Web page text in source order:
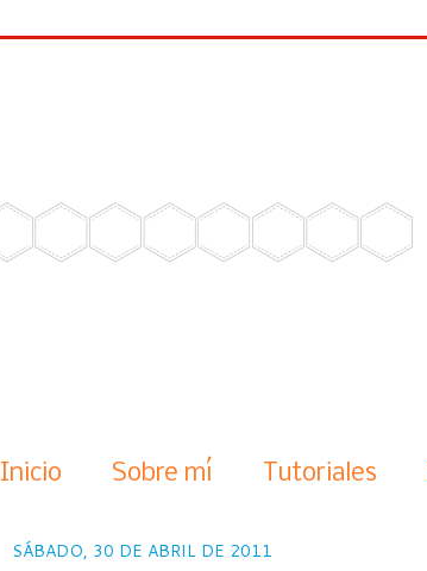
Inicio Sobre mí Tutoriales
SÁBADO, 30 DE ABRIL DE 2011